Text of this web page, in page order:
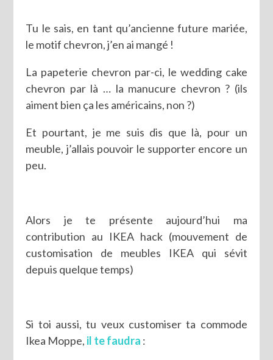
Tu le sais, en tant qu’ancienne future mariée,
le motif chevron, j’en ai mangé !
La papeterie chevron par-ci, le wedding cake
chevron par là … la manucure chevron ? (ils
aiment bien ça les américains, non ?)
Et pourtant, je me suis dis que là, pour un
meuble, j’allais pouvoir le supporter encore un
peu.
Alors je te présente aujourd’hui ma
contribution au IKEA hack (mouvement de
customisation de meubles IKEA qui sévit
depuis quelque temps)
Si toi aussi, tu veux customiser ta commode
Ikea Moppe, il te faudra :